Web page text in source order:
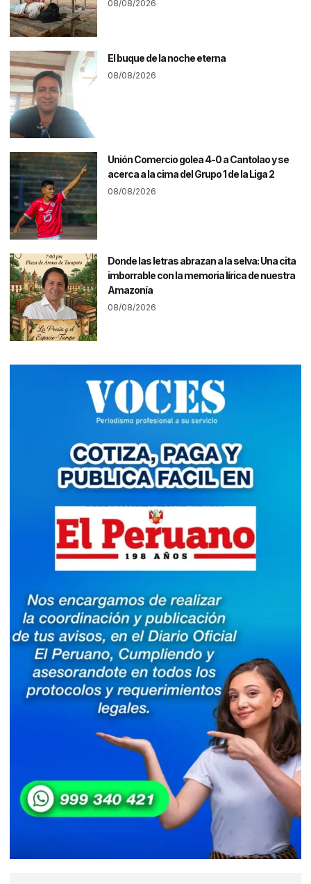
08/08/2026
El buque de la noche eterna
08/08/2026
Unión Comercio golea 4-0 a Cantolao y se
acerca a la cima del Grupo 1 de la Liga 2
08/08/2026
Donde las letras abrazan a la selva: Una cita
imborrable con la memoria lírica de nuestra
Amazonía
08/08/2026